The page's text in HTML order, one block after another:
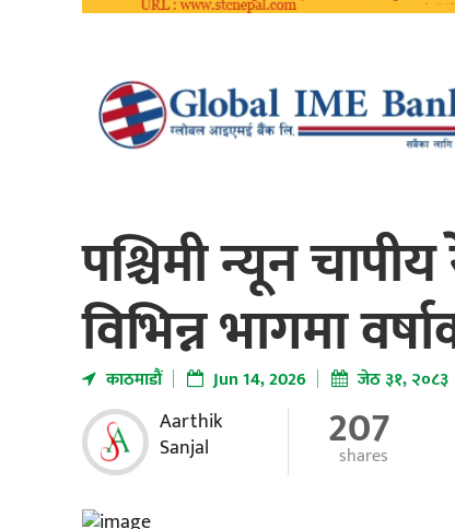
पश्चिमी न्यून
विभिन्न भागमा
काठमाडाैं Jun 14, 2026 जेठ ३१, २०८३
Aarthik
Sanjal
207
shares